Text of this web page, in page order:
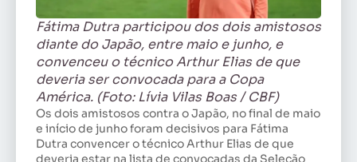
Fátima Dutra participou dos dois amistosos
diante do Japão, entre maio e junho, e
convenceu o técnico Arthur Elias de que
deveria ser convocada para a Copa
América. (Foto: Lívia Vilas Boas / CBF)
Os dois amistosos contra o Japão, no final de maio
e início de junho foram decisivos para Fátima
Dutra convencer o técnico Arthur Elias de que
deveria estar na lista de convocadas da Seleção